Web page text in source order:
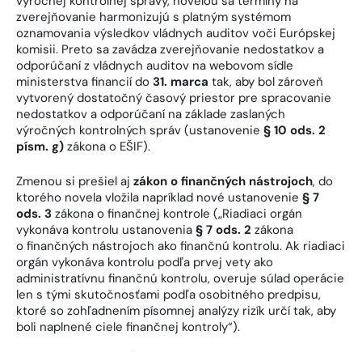
zverejňovanie harmonizujú s platným systémom
oznamovania výsledkov vládnych auditov voči Európskej
komisii. Preto sa zavádza zverejňovanie nedostatkov a
odporúčaní z vládnych auditov na webovom sídle
ministerstva financií do 31. marca tak, aby bol zároveň
vytvorený dostatočný časový priestor pre spracovanie
nedostatkov a odporúčaní na základe zaslaných
výročných kontrolných správ (ustanovenie § 10 ods. 2
písm. g) zákona o EŠIF).
Zmenou si prešiel aj zákon o finančných nástrojoch, do
ktorého novela vložila napríklad nové ustanovenie § 7
ods. 3 zákona o finančnej kontrole („Riadiaci orgán
vykonáva kontrolu ustanovenia § 7 ods. 2 zákona
o finančných nástrojoch ako finančnú kontrolu. Ak riadiaci
orgán vykonáva kontrolu podľa prvej vety ako
administratívnu finančnú kontrolu, overuje súlad operácie
len s tými skutočnosťami podľa osobitného predpisu,
ktoré so zohľadnením písomnej analýzy rizík určí tak, aby
boli naplnené ciele finančnej kontroly“).